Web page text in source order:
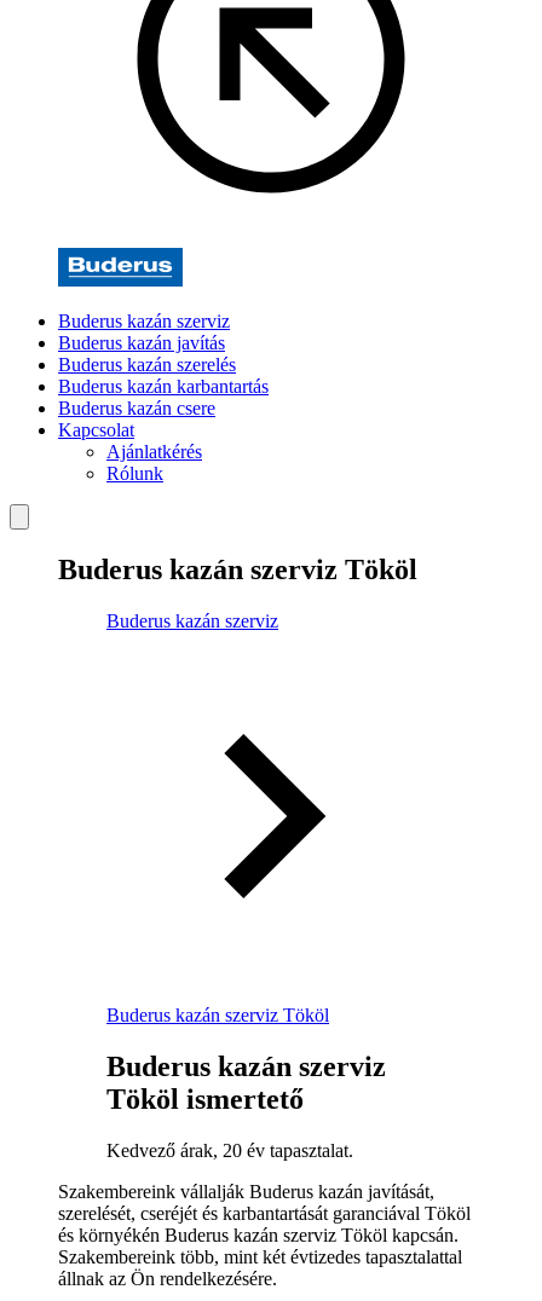
Buderus kazán szerviz
Buderus kazán javítás
Buderus kazán szerelés
Buderus kazán karbantartás
Buderus kazán csere
Kapcsolat
Ajánlatkérés
Rólunk
Buderus kazán szerviz Tököl
Buderus kazán szerviz
Buderus kazán szerviz Tököl
Buderus kazán szerviz
Tököl ismertető
Kedvező árak, 20 év tapasztalat.
Szakembereink vállalják Buderus kazán javítását,
szerelését, cseréjét és karbantartását garanciával Tököl
és környékén Buderus kazán szerviz Tököl kapcsán.
Szakembereink több, mint két évtizedes tapasztalattal
állnak az Ön rendelkezésére.